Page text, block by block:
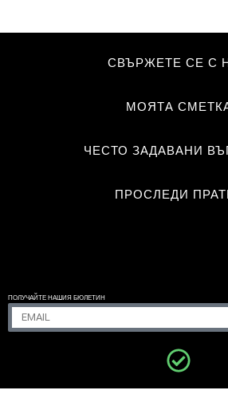
СВЪРЖЕТЕ СЕ С
МОЯТА
ЧЕСТО ЗАДАВАНИ
ПРОСЛЕДИ
ПОЛУЧАЙТЕ НАШИЯ БЮЛЕТИН